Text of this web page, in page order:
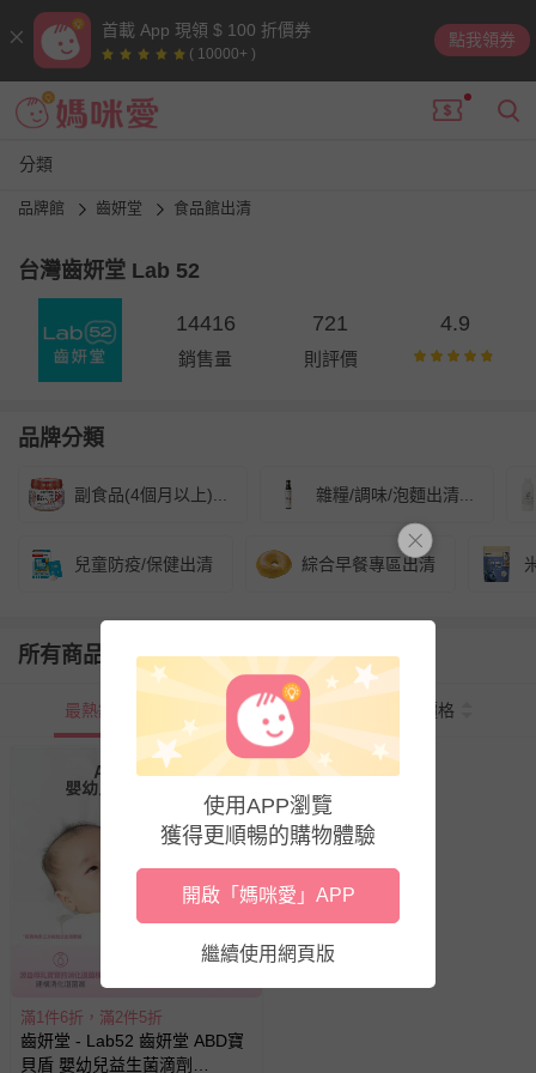
首載 App 現領 $ 100 折價券
( 10000+ )
點我領券
分類
品牌館 齒妍堂 食品館出清
台灣齒妍堂 Lab 52
14416
銷售量
721
則評價
4.9
品牌分類
副食品(4個月以上)... 雜糧/調味/泡麵出清...
兒童防疫/保健出清 綜合早餐專區出清
所有商品
最熱銷 新上市 價格
滿1件6折，滿2件5折
齒妍堂 - Lab52 齒妍堂 ABD寶
貝盾 嬰幼兒益生菌滴劑
使用APP瀏覽
獲得更順暢的購物體驗
開啟「媽咪愛」APP
繼續使用網頁版